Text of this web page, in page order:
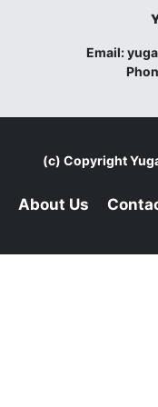
Email:
(c) Copyright
About Us